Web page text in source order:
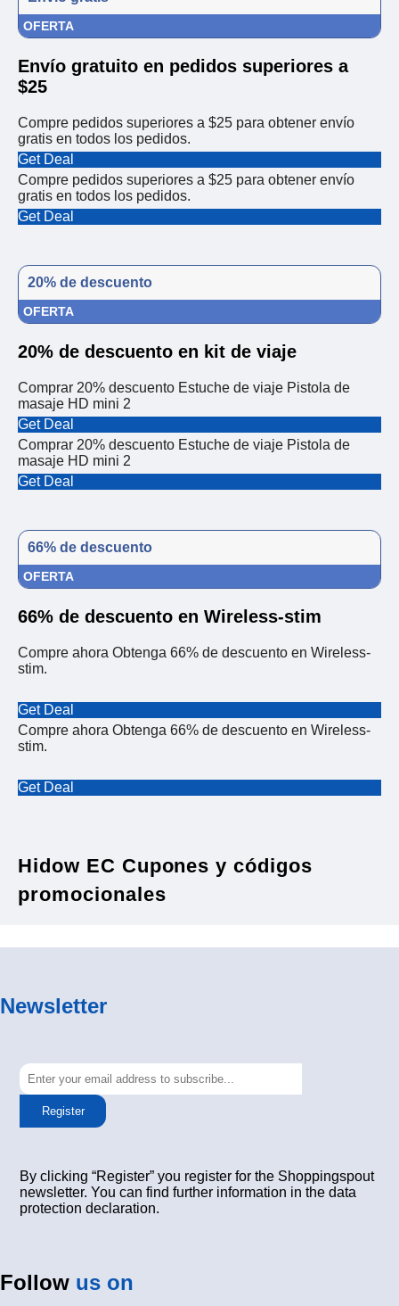
OFERTA
Envío gratuito en pedidos superiores a
$25
Compre pedidos superiores a $25 para obtener envío
gratis en todos los pedidos.
Get Deal
Compre pedidos superiores a $25 para obtener envío
gratis en todos los pedidos.
Get Deal
20% de descuento
OFERTA
20% de descuento en kit de viaje
Comprar 20% descuento Estuche de viaje Pistola de
masaje HD mini 2
Get Deal
Comprar 20% descuento Estuche de viaje Pistola de
masaje HD mini 2
Get Deal
66% de descuento
OFERTA
66% de descuento en Wireless-stim
Compre ahora Obtenga 66% de descuento en Wireless-
stim.
Get Deal
Compre ahora Obtenga 66% de descuento en Wireless-
stim.
Get Deal
Hidow EC Cupones y códigos
promocionales
Newsletter
Register
By clicking “Register” you register for the Shoppingspout
newsletter. You can find further information in the data
protection declaration.
Follow us on